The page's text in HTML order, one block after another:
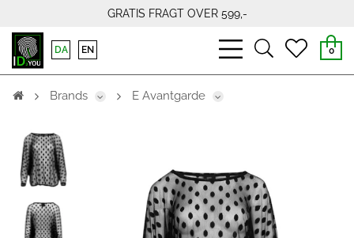
GRATIS FRAGT OVER 599,-
bars
light
searchheart
0
DA EN
Brands E Avantgarde